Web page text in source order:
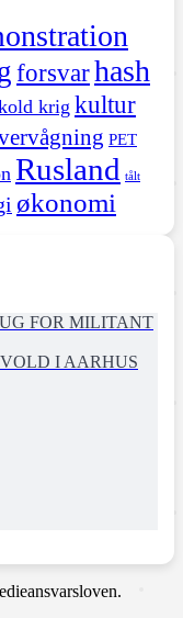
forsvarhash
krig kultur
PET
Rusland tålt
økonomi
FOR MILITANT
I AARHUS